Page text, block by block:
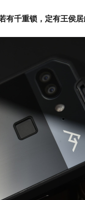
有千重锁，定有王侯居